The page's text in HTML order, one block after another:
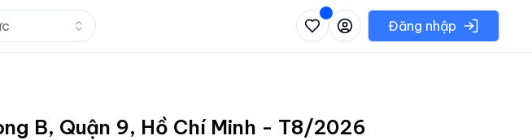
Nhấn để mở danh sách các khu vực có thể chọnĐăng nhập
B, Quận 9, Hồ Chí Minh - T8/2026